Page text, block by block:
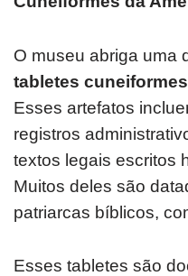
O museu abriga uma
tabletes cuneiformes
Esses artefatos
registros
textos legais escritos
Muitos deles são
patriarcas bíblicos,
Esses tabletes são